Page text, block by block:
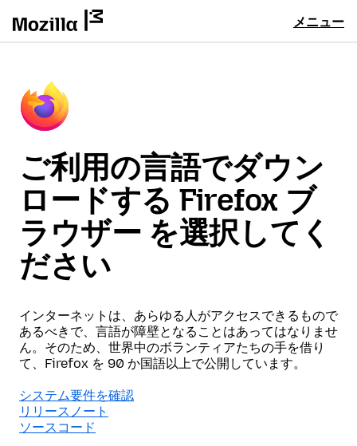
メニュー
ご利用の言語でダウン
ロードする Firefox ブ
ラウザー を選択してく
ださい
インターネットは、あらゆる人がアクセスできるもので
あるべきで、言語が障壁となることはあってはなりませ
ん。そのため、世界中のボランティアたちの手を借り
て、Firefox を 90 か国語以上で公開しています。
システム要件を確認
リリースノート
ソースコード